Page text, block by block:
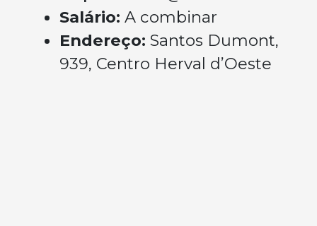
Salário: A combinar
Endereço: Santos Dumont,
939, Centro Herval d’Oeste